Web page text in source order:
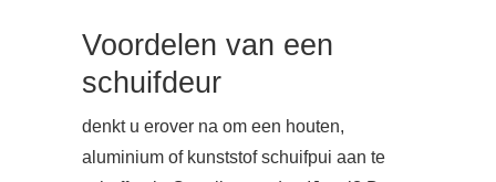
Voordelen van een
schuifdeur
denkt u erover na om een houten,
aluminium of kunststof schuifpui aan te